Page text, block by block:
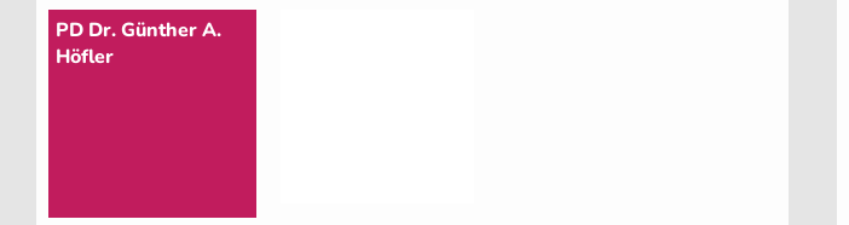
PD Dr. Günther A.
Höfler